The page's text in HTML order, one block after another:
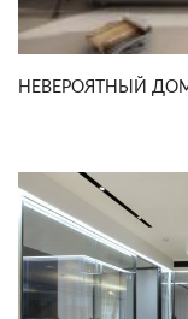
НЕВЕРОЯТНЫЙ